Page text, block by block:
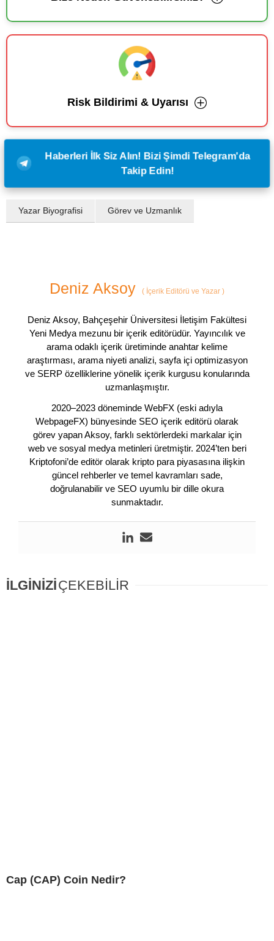
Risk Bildirimi & Uyarısı
Haberleri İlk Siz Alın! Bizi Şimdi Telegram'da
Takip Edin!
Yazar Biyografisi Görev ve Uzmanlık
Deniz Aksoy ( İçerik Editörü ve Yazar )
Deniz Aksoy, Bahçeşehir Üniversitesi İletişim Fakültesi
Yeni Medya mezunu bir içerik editörüdür. Yayıncılık ve
arama odaklı içerik üretiminde anahtar kelime
araştırması, arama niyeti analizi, sayfa içi optimizasyon
ve SERP özelliklerine yönelik içerik kurgusu konularında
uzmanlaşmıştır.
2020–2023 döneminde WebFX (eski adıyla
WebpageFX) bünyesinde SEO içerik editörü olarak
görev yapan Aksoy, farklı sektörlerdeki markalar için
web ve sosyal medya metinleri üretmiştir. 2024’ten beri
Kriptofoni’de editör olarak kripto para piyasasına ilişkin
güncel rehberler ve temel kavramları sade,
doğrulanabilir ve SEO uyumlu bir dille okura
sunmaktadır.
İLGİNİZİÇEKEBİLİR
Cap (CAP) Coin Nedir?